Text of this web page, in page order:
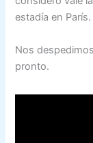
estadía en París.
Nos
pronto.